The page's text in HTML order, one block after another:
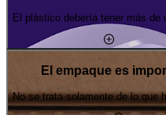
El plástico debería tener más de
El empaque es
No se trata solamente de lo que